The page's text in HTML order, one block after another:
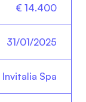
€ 14.400
31/01/2025
Invitalia Spa